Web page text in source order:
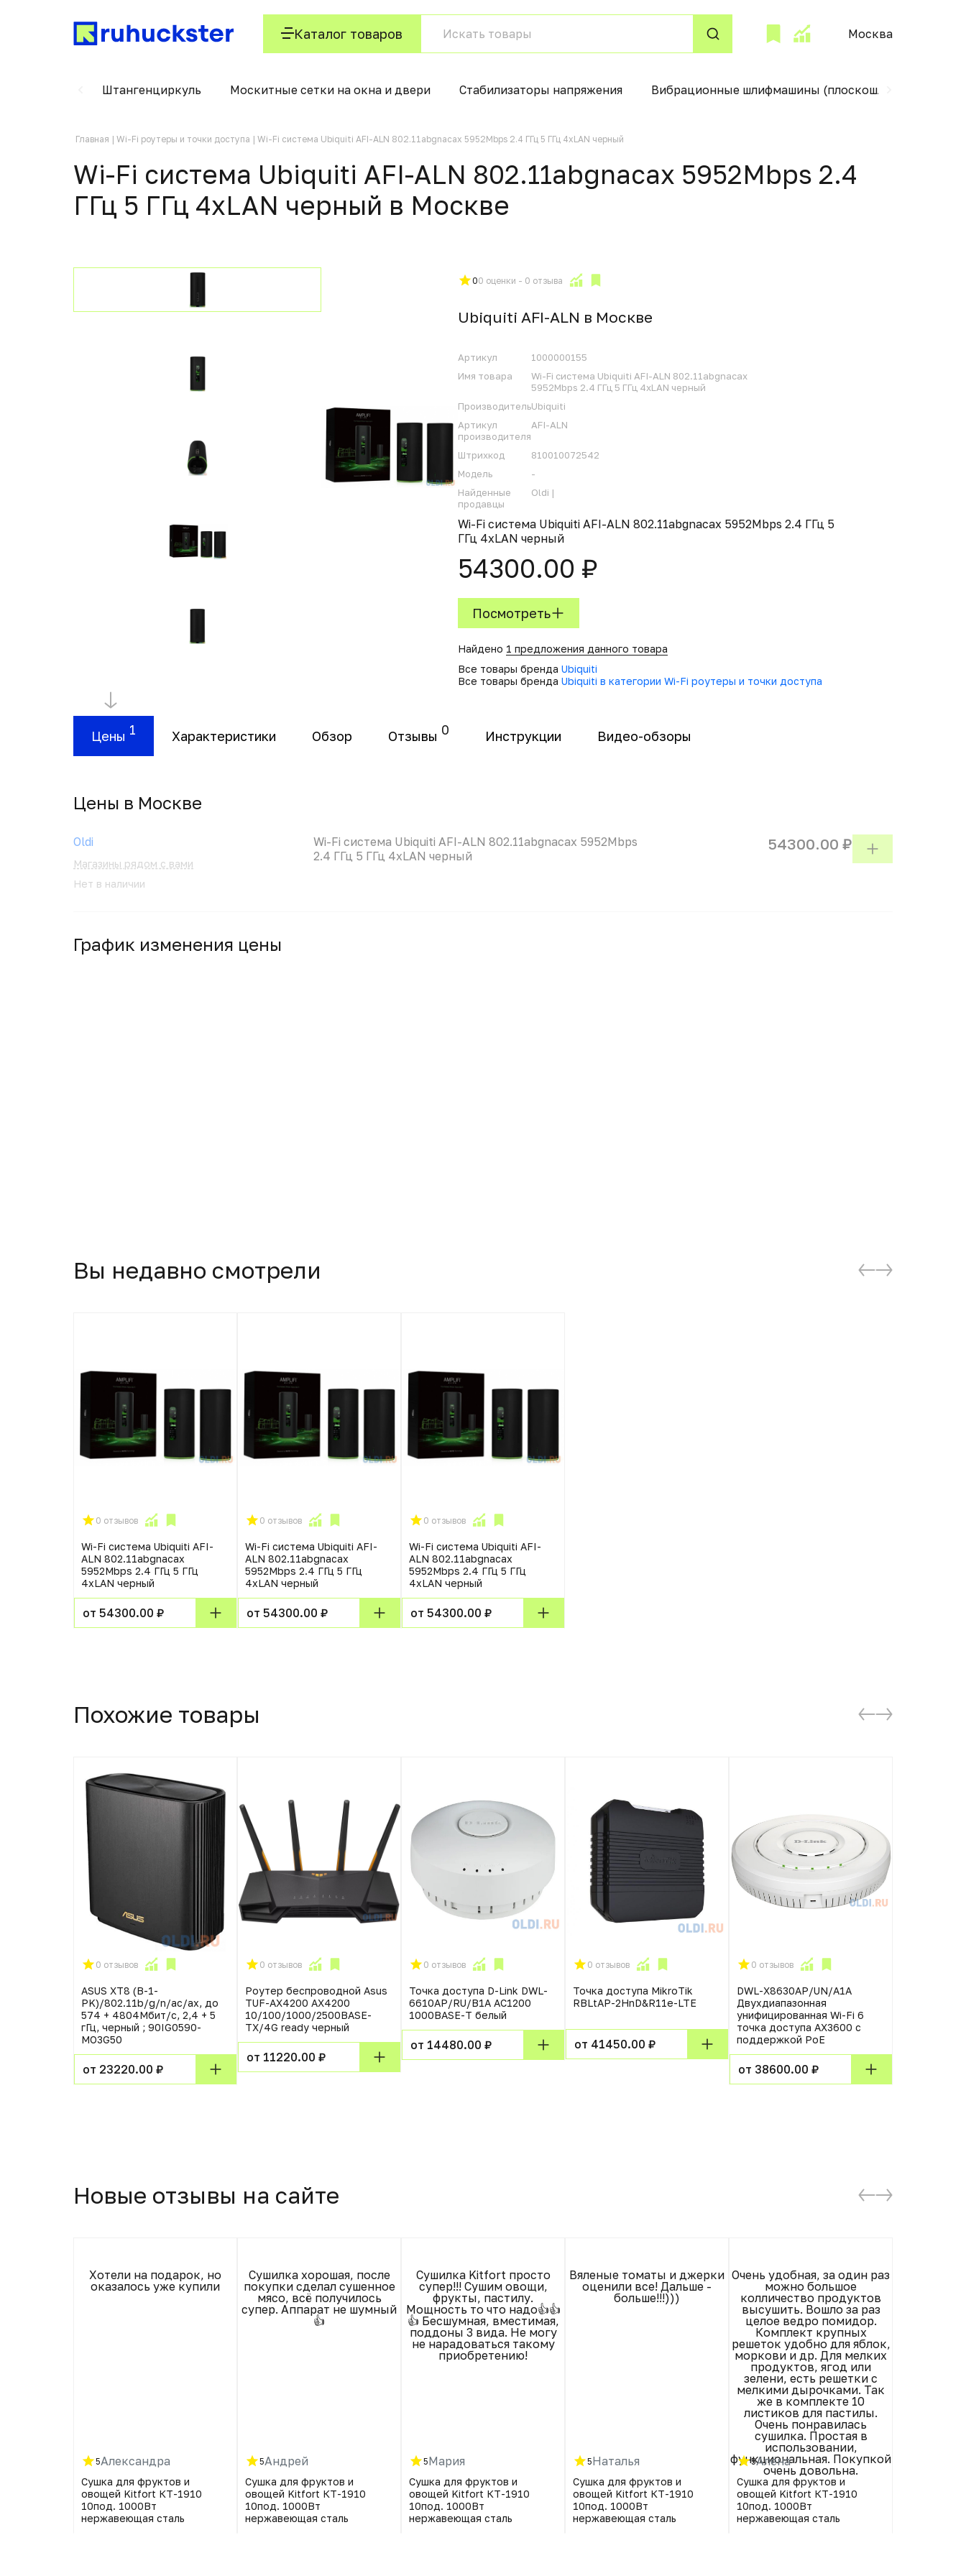
Каталог товаров Москва
Штангенциркуль Москитные сетки на окна и двери Стабилизаторы напряжения Вибрационные шлифмашины (плоскошлифовальные)
Главная Wi-Fi роутеры и точки доступа Wi-Fi система Ubiquiti AFI-ALN 802.11abgnacax 5952Mbps 2.4 ГГц 5 ГГц 4xLAN черный
Wi-Fi система Ubiquiti AFI-ALN 802.11abgnacax 5952Mbps 2.4
ГГц 5 ГГц 4xLAN черный в Москвe
00 оценки - 0 отзыва
Ubiquiti AFI-ALN в Москвe
Артикул
1000000155
Имя товара
Wi-Fi система Ubiquiti AFI-ALN 802.11abgnacax
5952Mbps 2.4 ГГц 5 ГГц 4xLAN черный
ПроизводительUbiquiti
Артикул
производителя
AFI-ALN
Штрихкод
810010072542
Модель
-
Найденные
продавцы
Oldi |
Wi-Fi система Ubiquiti AFI-ALN 802.11abgnacax 5952Mbps 2.4 ГГц 5
ГГц 4xLAN черный
54300.00 ₽
Посмотреть
Найдено 1 предложения данного товара
Все товары бренда Ubiquiti
Все товары бренда Ubiquiti в категории Wi-Fi роутеры и точки доступа
Цены 1 Характеристики Обзор Отзывы 0 Инструкции Видео-обзоры
Цены в Москвe
Oldi
Магазины рядом с вами
Нет в наличии
Wi-Fi система Ubiquiti AFI-ALN 802.11abgnacax 5952Mbps
2.4 ГГц 5 ГГц 4xLAN черный
54300.00 ₽
График изменения цены
Вы недавно смотрели
0 отзывов
Wi-Fi система Ubiquiti AFI-
ALN 802.11abgnacax
5952Mbps 2.4 ГГц 5 ГГц
4xLAN черный
от 54300.00 ₽
0 отзывов
Wi-Fi система Ubiquiti AFI-
ALN 802.11abgnacax
5952Mbps 2.4 ГГц 5 ГГц
4xLAN черный
от 54300.00 ₽
0 отзывов
Wi-Fi система Ubiquiti AFI-
ALN 802.11abgnacax
5952Mbps 2.4 ГГц 5 ГГц
4xLAN черный
от 54300.00 ₽
Похожие товары
0 отзывов
ASUS XT8 (B-1-
PK)/802.11b/g/n/ac/ax, до
574 + 4804Мбит/c, 2,4 + 5
гГц, черный ; 90IG0590-
MO3G50
от 23220.00 ₽
0 отзывов
Роутер беспроводной Asus
TUF-AX4200 AX4200
10/100/1000/2500BASE-
TX/4G ready черный
от 11220.00 ₽
0 отзывов
Точка доступа D-Link DWL-
6610AP/RU/B1A AC1200
1000BASE-T белый
от 14480.00 ₽
0 отзывов
Точка доступа MikroTik
RBLtAP-2HnD&R11e-LTE
от 41450.00 ₽
0 отзывов
DWL-X8630AP/UN/A1A
Двухдиапазонная
унифицированная Wi-Fi 6
точка доступа AX3600 с
поддержкой PoE
от 38600.00 ₽
Новые отзывы на сайте
Хотели на подарок, но
оказалось уже купили
5Александра
Сушка для фруктов и
овощей Kitfort КТ-1910
10под. 1000Вт
нержавеющая сталь
Сушилка хорошая, после
покупки сделал сушенное
мясо, всё получилось
супер. Аппарат не шумный
👍
5Андрей
Сушка для фруктов и
овощей Kitfort КТ-1910
10под. 1000Вт
нержавеющая сталь
Сушилка Kitfort просто
супер!!! Сушим овощи,
фрукты, пастилу.
Мощность то что надо👍👍
👍 Бесшумная, вместимая,
поддоны 3 вида. Не могу
не нарадоваться такому
приобретению!
5Мария
Сушка для фруктов и
овощей Kitfort КТ-1910
10под. 1000Вт
нержавеющая сталь
Вяленые томаты и джерки
оценили все! Дальше -
больше!!!)))
5Наталья
Сушка для фруктов и
овощей Kitfort КТ-1910
10под. 1000Вт
нержавеющая сталь
Очень удобная, за один раз
можно большое
колличество продуктов
высушить. Вошло за раз
целое ведро помидор.
Комплект крупных
решеток удобно для яблок,
моркови и др. Для мелких
продуктов, ягод или
зелени, есть решетки с
мелкими дырочками. Так
же в комплекте 10
листиков для пастилы.
Очень понравилась
сушилка. Простая в
использовании,
функциональная. Покупкой
очень довольна.
5Алёна
Сушка для фруктов и
овощей Kitfort КТ-1910
10под. 1000Вт
нержавеющая сталь